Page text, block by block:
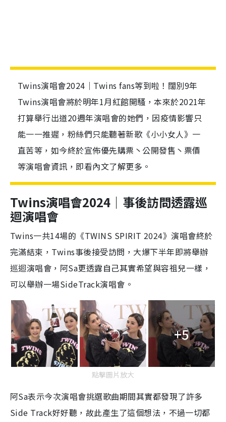
Twins演唱會2024｜Twins fans等到啦！闊別9年
Twins演唱會將於明年1月紅館開騷，本來於2021年
打算舉行出道20週年演唱會的她們，因疫情影響只
能一一推遲，粉絲們只能聽著新歌《小小女人》一
直苦等，如今終於宣佈優先購票丶公開發售丶票價
等演唱會資訊，即看內文了解更多。
Twins演唱會2024｜事後訪問透露巡
迴演唱會
Twins一共14場的《TWINS SPIRIT 2024》演唱會終於
完滿結束，Twins事後接受訪問，大爆下半年即將舉辦
巡迴演唱會，阿Sa更透露自己其實希望與容祖兒一樣，
可以舉辦一場SideTrack演唱會。
+5
點擊圖片放大
阿Sa表示今次演唱會挑選歌曲期間其實都發現了許多
Side Track好好聽，故此產生了這個想法，不過一切都